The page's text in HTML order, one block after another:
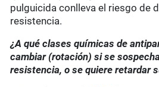
pulguicida conlleva el riesgo de
resistencia.
¿A qué clases químicas de
cambiar (rotación) si se
resistencia, o se quiere retardar